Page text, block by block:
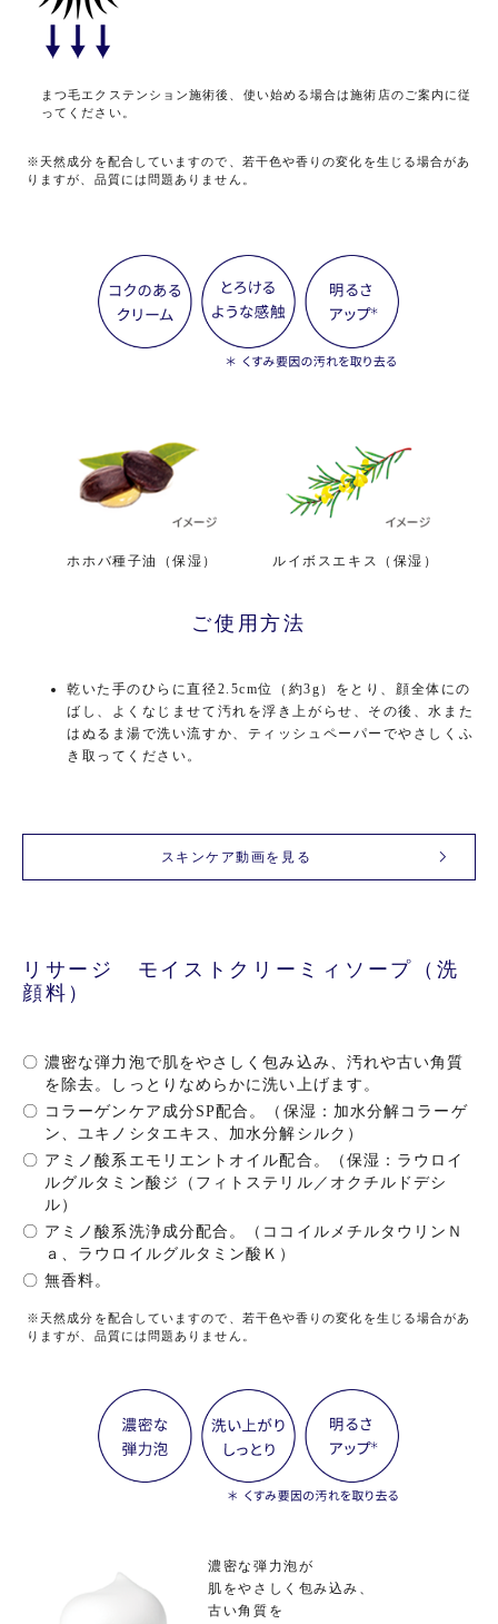
まつ毛エクステンション施術後、使い始める場合は施術店のご案内に従
ってください。​
※天然成分を配合していますので、若干色や香りの変化を生じる場合があ
りますが、品質には問題ありません。
ホホバ種子油（保湿） ルイボスエキス（保湿）
ご使用方法
乾いた手のひらに直径2.5cm位（約3g）をとり、顔全体にの
ばし、よくなじませて汚れを浮き上がらせ、その後、水また
はぬるま湯で洗い流すか、ティッシュペーパーでやさしくふ
き取ってください。
スキンケア動画を見る
リサージ モイストクリーミィソープ（洗
顔料）
〇 濃密な弾力泡で肌をやさしく包み込み、汚れや古い角質
を除去。しっとりなめらかに洗い上げます。
〇 コラーゲンケア成分SP配合。（保湿：加水分解コラーゲ
ン、ユキノシタエキス、加水分解シルク）
〇 アミノ酸系エモリエントオイル配合。（保湿：ラウロイ
ルグルタミン酸ジ（フィトステリル／オクチルドデシ
ル）
〇 アミノ酸系洗浄成分配合。（ココイルメチルタウリンＮ
ａ、ラウロイルグルタミン酸Ｋ）
〇 無香料。
※天然成分を配合していますので、若干色や香りの変化を生じる場合があ
りますが、品質には問題ありません。
濃密な弾力泡が
肌をやさしく包み込み、
古い角質を